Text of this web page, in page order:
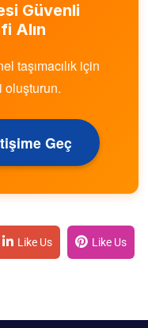
Güvenli
Alın
taşımacılık için
oluşturun.
Geç
Like Us Like Us